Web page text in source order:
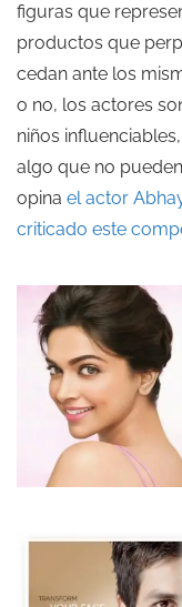
figuras que
productos que
cedan ante los
o no, los actores
niños
algo que no
opina el actor
criticado este